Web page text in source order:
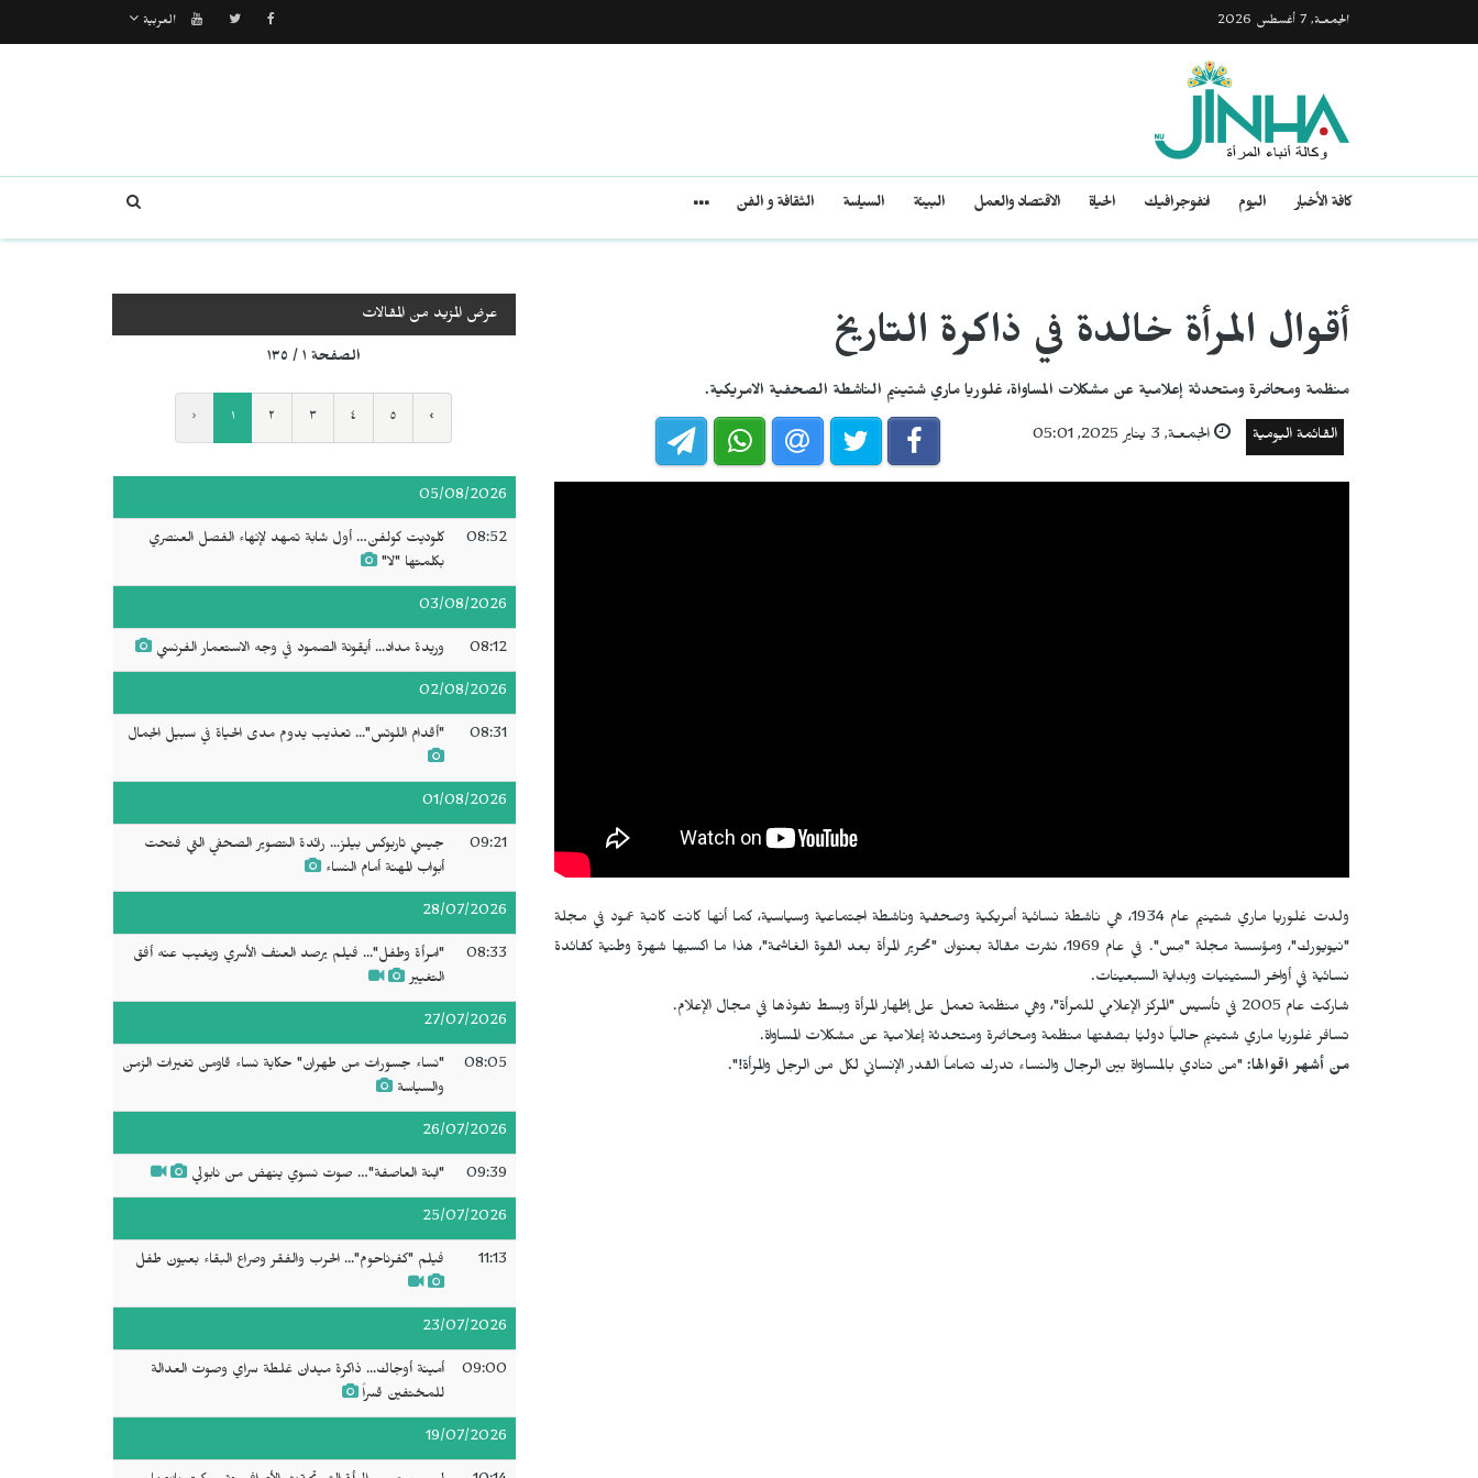
الجمعـة, 7 أغسطس 2026 العربية
كافة الأخبار اليوم انفوجرافيك الحياة الاقتصاد والعمل البيئة السياسة الثقافة و الفن
أقوال المرأة خالدة في ذاكرة التاريخ
منظمة ومحاضرة ومتحدثة إعلامية عن مشكلات المساواة، غلوريا ماري شتينيم الناشطة الصحفية الامريكية.
القائمة اليومية الجمعـة, 3 يناير 2025, 05:01
ولدت غلوريا ماري شتينيم عام 1934، هي ناشطة نسائية أمريكية وصحفية وناشطة اجتماعية وسياسية، كما أنها كانت كاتبة عمود في مجلة
"نيويورك"، ومؤسسة مجلة "مِس". في عام 1969، نشرت مقالة بعنوان "تحرير المرأة بعد القوة الغاشمة"، هذا ما اكسبها شهرة وطنية كقائدة
نسائية في أواخر الستينيات وبداية السبعينات.
شاركت عام 2005 في تأسيس "المركز الإعلامي للمرأة"، وهي منظمة تعمل على إظهار المرأة وبسط نفوذها في مجال الإعلام.
تسافر غلوريا ماري شتينيم حالياً دوليًا بصفتها منظمة ومحاضرة ومتحدثة إعلامية عن مشكلات المساواة.
من أشهر اقوالها: "من تنادي بالمساواة بين الرجال والنساء تدرك تماماً القدر الإنساني لكل من الرجل والمرأة!".
عرض المزيد من المقالات
الصفحة ١ / ١٣٥
‹ ١ ٢ ٣ ٤ ٥ ›
05/08/2026
08:52
كلوديت كولفن… أول شابة تمهد لإنهاء الفصل العنصري
بكلمتها "لا"
03/08/2026
08:12 وريدة مداد... أيقونة الصمود في وجه الاستعمار الفرنسي
02/08/2026
08:31 "أقدام اللوتس"... تعذيب يدوم مدى الحياة في سبيل الجمال
01/08/2026
09:21
جيسي تاربوكس بيلز... رائدة التصوير الصحفي التي فتحت
أبواب المهنة أمام النساء
28/07/2026
08:33
"امرأة وطفل"... فيلم يرصد العنف الأسري ويغيب عنه أفق
التغيير
27/07/2026
08:05
"نساء جسورات من طهران" حكاية نساء قاومن تغيرات الزمن
والسياسة
26/07/2026
09:39 "ابنة العاصفة"… صوت نسوي ينهض من نابولي
25/07/2026
11:13 فيلم "كفرناحوم"... الحرب والفقر وصراع البقاء بعيون طفل
23/07/2026
09:00
أمينة أوجاك... ذاكرة ميدان غلطة سراي وصوت العدالة
للمختفين قسراً
19/07/2026